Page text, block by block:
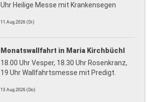
Uhr Heilige Messe mit Krankensegen
11.Aug.2026 (Di)
Monatswallfahrt in Maria Kirchbüchl
18.00 Uhr Vesper, 18.30 Uhr Rosenkranz,
19 Uhr Wallfahrtsmesse mit Predigt.
13.Aug.2026 (Do)